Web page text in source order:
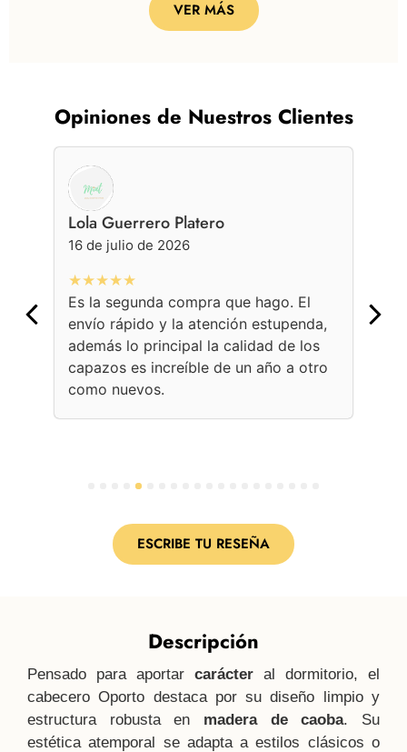
VER MÁS
Opiniones de Nuestros Clientes
Lola Guerrero Platero
16 de julio de 2026
★★★★★
Es la segunda compra que hago. El
envío rápido y la atención estupenda,
además lo principal la calidad de los
capazos es increíble de un año a otro
como nuevos.
9
ESCRIBE TU RESEÑA
Descripción
Pensado para aportar carácter al dormitorio, el
cabecero Oporto destaca por su diseño limpio y
estructura robusta en madera de caoba. Su
estética atemporal se adapta a estilos clásicos o